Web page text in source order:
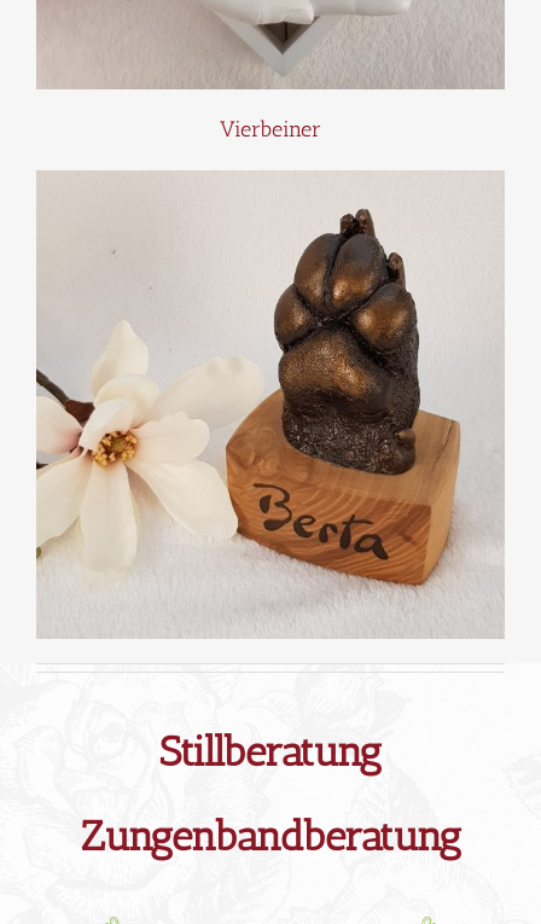
Vierbeiner
Stillberatung
Zungenbandberatung